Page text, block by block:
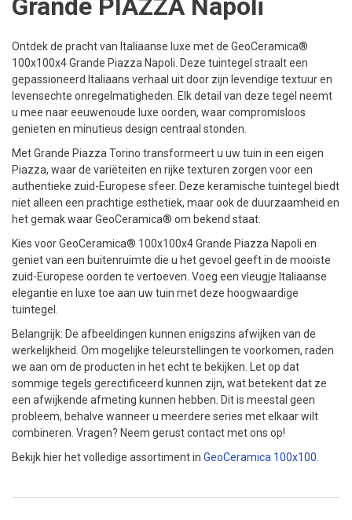
Grande PIAZZA Napoli
Ontdek de pracht van Italiaanse luxe met de GeoCeramica®
100x100x4 Grande Piazza Napoli. Deze tuintegel straalt een
gepassioneerd Italiaans verhaal uit door zijn levendige textuur en
levensechte onregelmatigheden. Elk detail van deze tegel neemt
u mee naar eeuwenoude luxe oorden, waar compromisloos
genieten en minutieus design centraal stonden.
Met Grande Piazza Torino transformeert u uw tuin in een eigen
Piazza, waar de variëteiten en rijke texturen zorgen voor een
authentieke zuid-Europese sfeer. Deze keramische tuintegel biedt
niet alleen een prachtige esthetiek, maar ook de duurzaamheid en
het gemak waar GeoCeramica® om bekend staat.
Kies voor GeoCeramica® 100x100x4 Grande Piazza Napoli en
geniet van een buitenruimte die u het gevoel geeft in de mooiste
zuid-Europese oorden te vertoeven. Voeg een vleugje Italiaanse
elegantie en luxe toe aan uw tuin met deze hoogwaardige
tuintegel.
Belangrijk: De afbeeldingen kunnen enigszins afwijken van de
werkelijkheid. Om mogelijke teleurstellingen te voorkomen, raden
we aan om de producten in het echt te bekijken. Let op dat
sommige tegels gerectificeerd kunnen zijn, wat betekent dat ze
een afwijkende afmeting kunnen hebben. Dit is meestal geen
probleem, behalve wanneer u meerdere series met elkaar wilt
combineren. Vragen? Neem gerust contact met ons op!
Bekijk hier het volledige assortiment in GeoCeramica 100x100.